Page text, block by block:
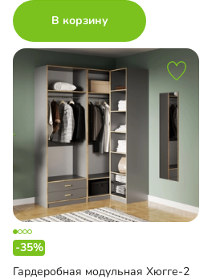
В корзину
-35%
Гардеробная модульная Хюгге-2